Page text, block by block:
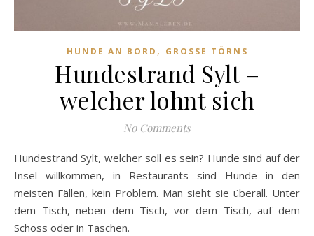
HUNDE AN BORD , GROSSE TÖRNS
Hundestrand Sylt –
welcher lohnt sich
No Comments
Hundestrand Sylt, welcher soll es sein? Hunde sind auf der
Insel willkommen, in Restaurants sind Hunde in den
meisten Fällen, kein Problem. Man sieht sie überall. Unter
dem Tisch, neben dem Tisch, vor dem Tisch, auf dem
Schoss oder in Taschen.